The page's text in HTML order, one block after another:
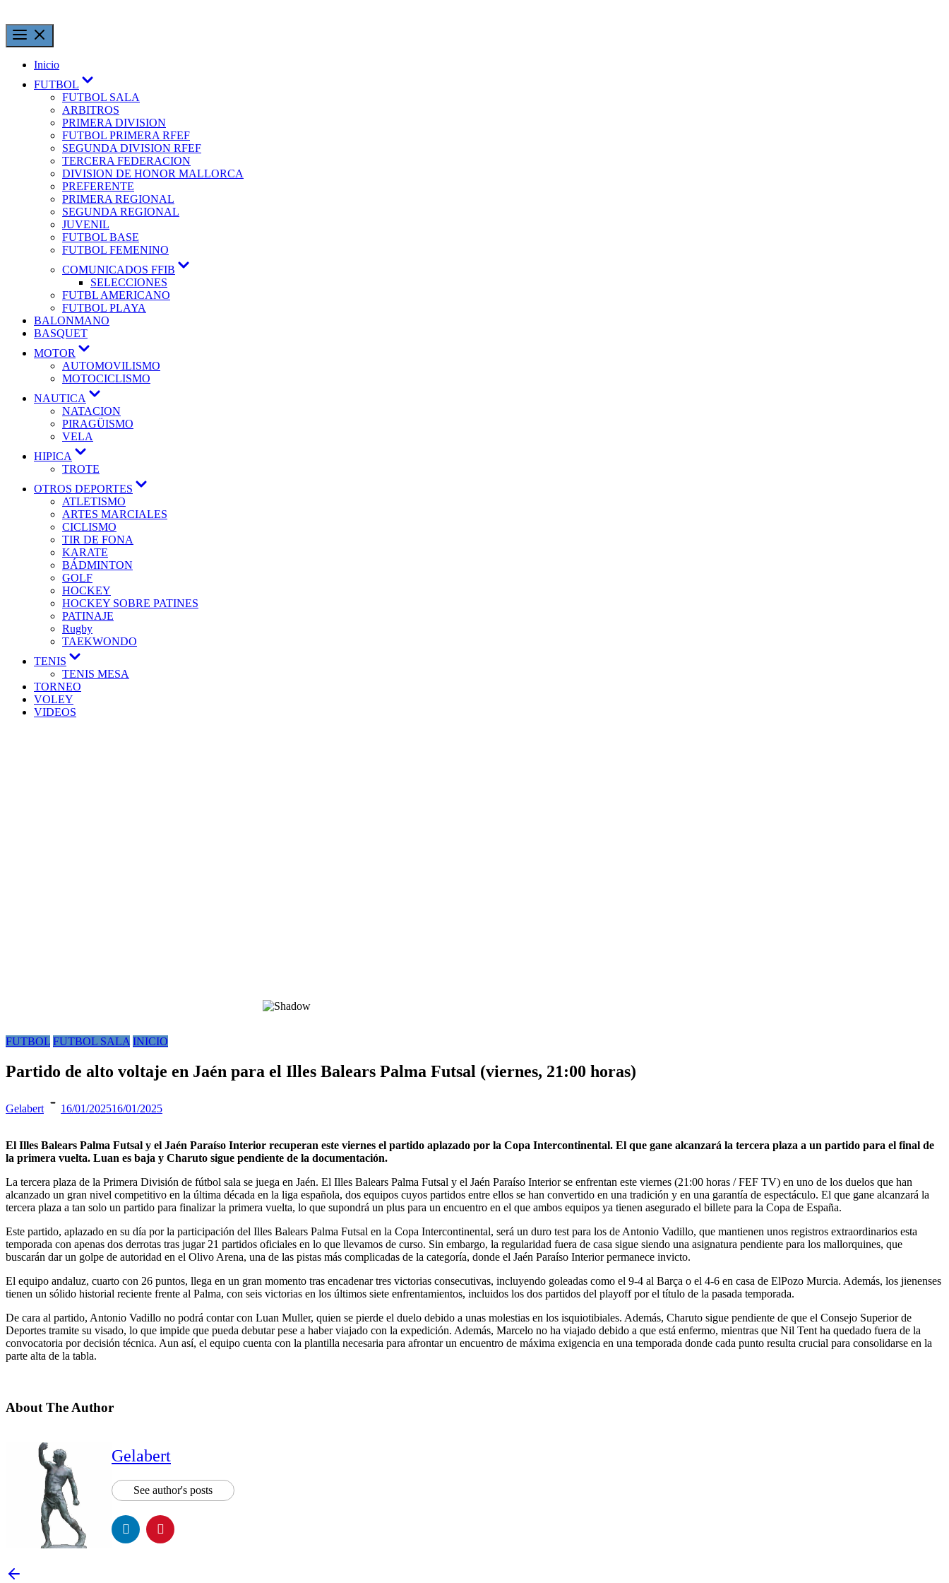
Inicio
FUTBOL
FUTBOL SALA
ARBITROS
PRIMERA DIVISION
FUTBOL PRIMERA RFEF
SEGUNDA DIVISION RFEF
TERCERA FEDERACION
DIVISION DE HONOR MALLORCA
PREFERENTE
PRIMERA REGIONAL
SEGUNDA REGIONAL
JUVENIL
FUTBOL BASE
FUTBOL FEMENINO
COMUNICADOS FFIB
SELECCIONES
FUTBL AMERICANO
FUTBOL PLAYA
BALONMANO
BASQUET
MOTOR
AUTOMOVILISMO
MOTOCICLISMO
NAUTICA
NATACION
PIRAGÜISMO
VELA
HIPICA
TROTE
OTROS DEPORTES
ATLETISMO
ARTES MARCIALES
CICLISMO
TIR DE FONA
KARATE
BÁDMINTON
GOLF
HOCKEY
HOCKEY SOBRE PATINES
PATINAJE
Rugby
TAEKWONDO
TENIS
TENIS MESA
TORNEO
VOLEY
VIDEOS
FUTBOL FUTBOL SALA INICIO
Partido de alto voltaje en Jaén para el Illes Balears Palma Futsal (viernes, 21:00 horas)
Gelabert 16/01/202516/01/2025
El Illes Balears Palma Futsal y el Jaén Paraíso Interior recuperan este viernes el partido aplazado por la Copa Intercontinental. El que gane alcanzará la tercera plaza a un partido para el final de
la primera vuelta. Luan es baja y Charuto sigue pendiente de la documentación.
La tercera plaza de la Primera División de fútbol sala se juega en Jaén. El Illes Balears Palma Futsal y el Jaén Paraíso Interior se enfrentan este viernes (21:00 horas / FEF TV) en uno de los duelos que han
alcanzado un gran nivel competitivo en la última década en la liga española, dos equipos cuyos partidos entre ellos se han convertido en una tradición y en una garantía de espectáculo. El que gane alcanzará la
tercera plaza a tan solo un partido para finalizar la primera vuelta, lo que supondrá un plus para un encuentro en el que ambos equipos ya tienen asegurado el billete para la Copa de España.
Este partido, aplazado en su día por la participación del Illes Balears Palma Futsal en la Copa Intercontinental, será un duro test para los de Antonio Vadillo, que mantienen unos registros extraordinarios esta
temporada con apenas dos derrotas tras jugar 21 partidos oficiales en lo que llevamos de curso. Sin embargo, la regularidad fuera de casa sigue siendo una asignatura pendiente para los mallorquines, que
buscarán dar un golpe de autoridad en el Olivo Arena, una de las pistas más complicadas de la categoría, donde el Jaén Paraíso Interior permanece invicto.
El equipo andaluz, cuarto con 26 puntos, llega en un gran momento tras encadenar tres victorias consecutivas, incluyendo goleadas como el 9-4 al Barça o el 4-6 en casa de ElPozo Murcia. Además, los jienenses
tienen un sólido historial reciente frente al Palma, con seis victorias en los últimos siete enfrentamientos, incluidos los dos partidos del playoff por el título de la pasada temporada.
De cara al partido, Antonio Vadillo no podrá contar con Luan Muller, quien se pierde el duelo debido a unas molestias en los isquiotibiales. Además, Charuto sigue pendiente de que el Consejo Superior de
Deportes tramite su visado, lo que impide que pueda debutar pese a haber viajado con la expedición. Además, Marcelo no ha viajado debido a que está enfermo, mientras que Nil Tent ha quedado fuera de la
convocatoria por decisión técnica. Aun así, el equipo cuenta con la plantilla necesaria para afrontar un encuentro de máxima exigencia en una temporada donde cada punto resulta crucial para consolidarse en la
parte alta de la tabla.
About The Author
Gelabert
See author's posts